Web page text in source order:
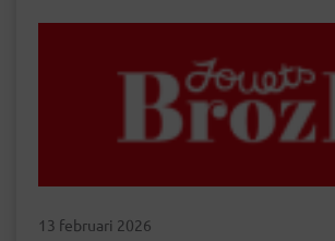
13 februari 2026